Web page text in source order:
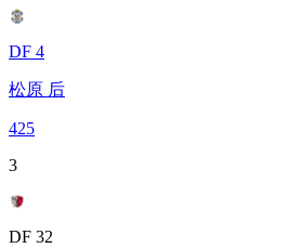
DF 4
松原 后
425
3
DF 32